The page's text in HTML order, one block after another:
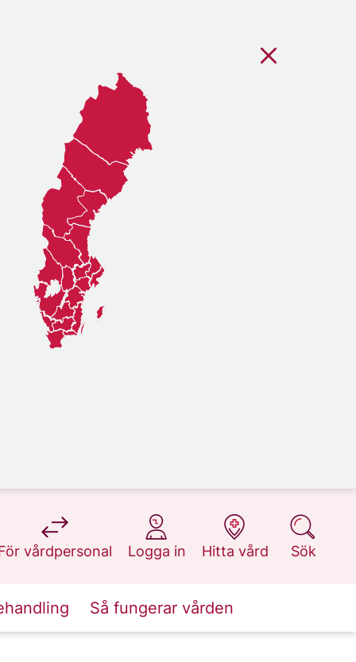
vårdpersonal
på 1177.se
Logga in
på 1177.se
Hitta vård
på 1177.se
Sök
på 1177.se
Så fungerar vården